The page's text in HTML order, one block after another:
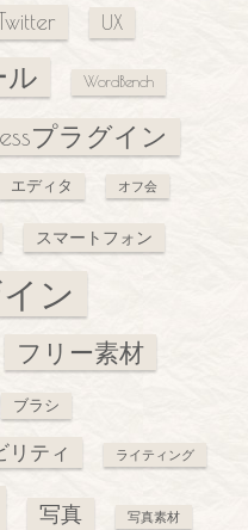
UX
ル WordBench
プラグイン
エディタ オフ会
スマートフォン
ン
フリー素材
ブラシ
リティ ライティング
写真 写真素材